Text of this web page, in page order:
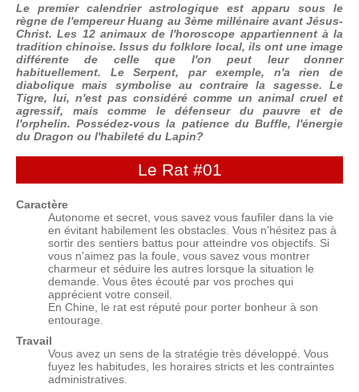
Le premier calendrier astrologique est apparu sous le
règne de l'empereur Huang au 3ème millénaire avant Jésus-
Christ. Les 12 animaux de l'horoscope appartiennent à la
tradition chinoise. Issus du folklore local, ils ont une image
différente de celle que l'on peut leur donner
habituellement. Le Serpent, par exemple, n'a rien de
diabolique mais symbolise au contraire la sagesse. Le
Tigre, lui, n'est pas considéré comme un animal cruel et
agressif, mais comme le défenseur du pauvre et de
l'orphelin. Possédez-vous la patience du Buffle, l'énergie
du Dragon ou l'habileté du Lapin?
Le Rat #01
Caractère
Autonome et secret, vous savez vous faufiler dans la vie
en évitant habilement les obstacles. Vous n'hésitez pas à
sortir des sentiers battus pour atteindre vos objectifs. Si
vous n'aimez pas la foule, vous savez vous montrer
charmeur et séduire les autres lorsque la situation le
demande. Vous êtes écouté par vos proches qui
apprécient votre conseil.
En Chine, le rat est réputé pour porter bonheur à son
entourage.
Travail
Vous avez un sens de la stratégie très développé. Vous
fuyez les habitudes, les horaires stricts et les contraintes
administratives.